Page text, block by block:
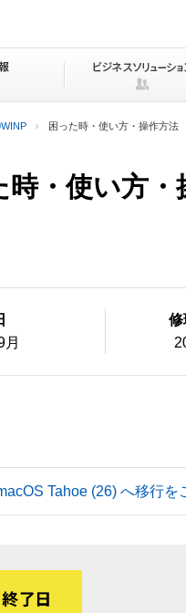
困った時・使い方・操作方法
時・使い方・
月
修
Tahoe (26) へ移行を